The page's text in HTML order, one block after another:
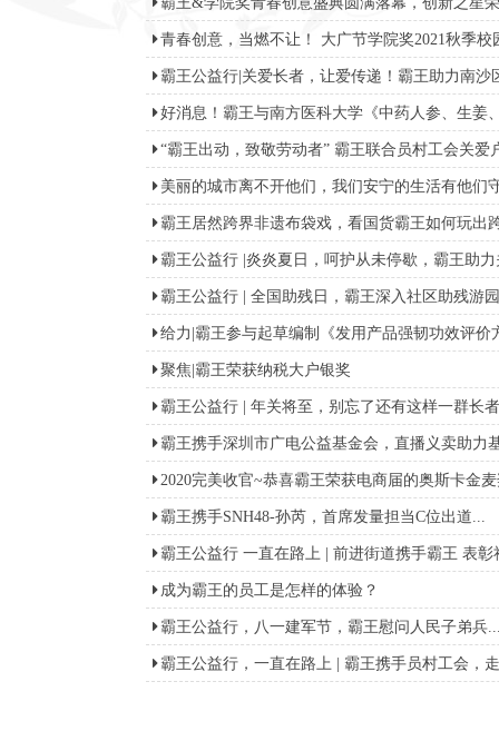
青春创意，当燃不让！ 大广节学院奖2021秋季
霸王公益行|关爱长者，让爱传递！霸王助力南
好消息！霸王与南方医科大学《中药人参、生姜
“霸王出动，致敬劳动者” 霸王联合员村工会关
美丽的城市离不开他们，我们安宁的生活有他
霸王居然跨界非遗布袋戏，看国货霸王如何玩出
霸王公益行 |炎炎夏日，呵护从未停歇，霸王助
霸王公益行 | 全国助残日，霸王深入社区助残游
给力|霸王参与起草编制《发用产品强韧功效评
聚焦|霸王荣获纳税大户银奖
霸王公益行 | 年关将至，别忘了还有这样一群长
霸王携手深圳市广电公益基金会，直播义卖助力
2020完美收官~恭喜霸王荣获电商届的奥斯卡金
霸王携手SNH48-孙芮，首席发量担当C位出道...
霸王公益行 一直在路上 | 前进街道携手霸王 表彰
成为霸王的员工是怎样的体验？
霸王公益行，八一建军节，霸王慰问人民子弟兵
霸王公益行，一直在路上 | 霸王携手员村工会，